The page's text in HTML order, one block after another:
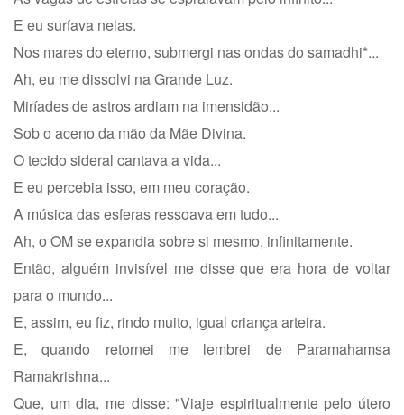
E eu surfava nelas.
Nos mares do eterno, submergi nas ondas do samadhi*...
Ah, eu me dissolvi na Grande Luz.
Miríades de astros ardiam na imensidão...
Sob o aceno da mão da Mãe Divina.
O tecido sideral cantava a vida...
E eu percebia isso, em meu coração.
A música das esferas ressoava em tudo...
Ah, o OM se expandia sobre si mesmo, infinitamente.
Então, alguém invisível me disse que era hora de voltar
para o mundo...
E, assim, eu fiz, rindo muito, igual criança arteira.
E, quando retornei me lembrei de Paramahamsa
Ramakrishna...
Que, um dia, me disse: "Viaje espiritualmente pelo útero